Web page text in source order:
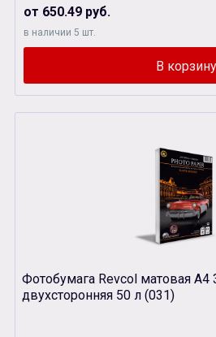
от 650.49 руб.
в наличии 5 шт.
Фотобумага Revcol матовая А4
двухсторонняя 50 л (031)